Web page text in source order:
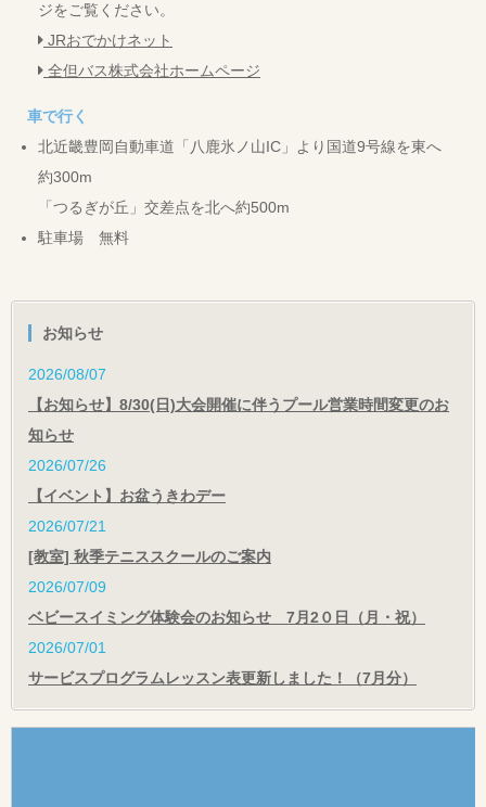
ジをご覧ください。
JRおでかけネット
全但バス株式会社ホームページ
車で行く
北近畿豊岡自動車道「八鹿氷ノ山IC」より国道9号線を東へ
約300m
「つるぎが丘」交差点を北へ約500m
駐車場 無料
お知らせ
2026/08/07
【お知らせ】8/30(日)大会開催に伴うプール営業時間変更のお
知らせ
2026/07/26
【イベント】お盆うきわデー
2026/07/21
[教室] 秋季テニススクールのご案内
2026/07/09
ベビースイミング体験会のお知らせ 7月2０日（月・祝）
2026/07/01
サービスプログラムレッスン表更新しました！（7月分）